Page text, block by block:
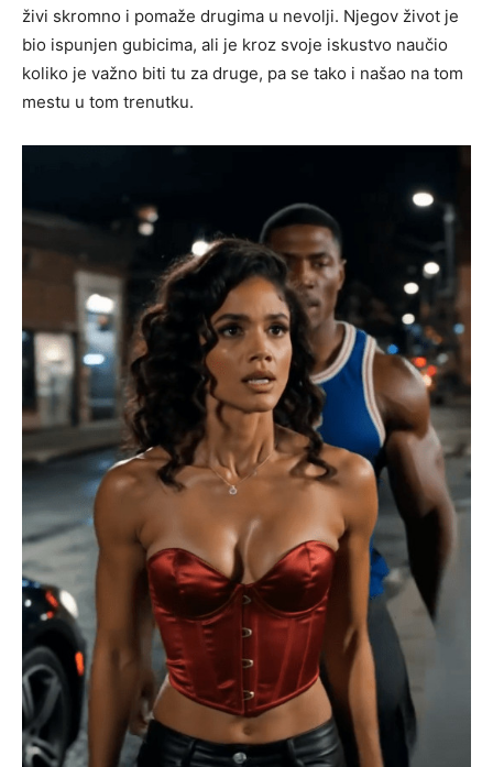
živi skromno i pomaže drugima u nevolji. Njegov život je
bio ispunjen gubicima, ali je kroz svoje iskustvo naučio
koliko je važno biti tu za druge, pa se tako i našao na tom
mestu u tom trenutku.